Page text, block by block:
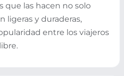
que las hacen no solo
ligeras y duraderas,
entre los viajeros